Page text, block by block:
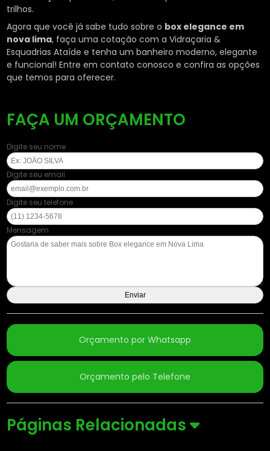
trilhos.
Agora que você já sabe tudo sobre o box elegance em
nova lima, faça uma cotação com a Vidraçaria &
Esquadrias Ataíde e tenha um banheiro moderno, elegante
e funcional! Entre em contato conosco e confira as opções
que temos para oferecer.
FAÇA UM ORÇAMENTO
Digite seu nome
Digite seu email
Digite seu telefone
Mensagem
Orçamento por Whatsapp
Orçamento pelo Telefone
Páginas Relacionadas